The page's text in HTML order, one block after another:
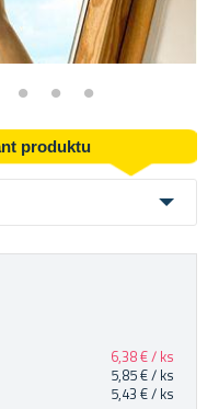
produktu
6,38 € / ks
5,85 € / ks
5,43 € / ks